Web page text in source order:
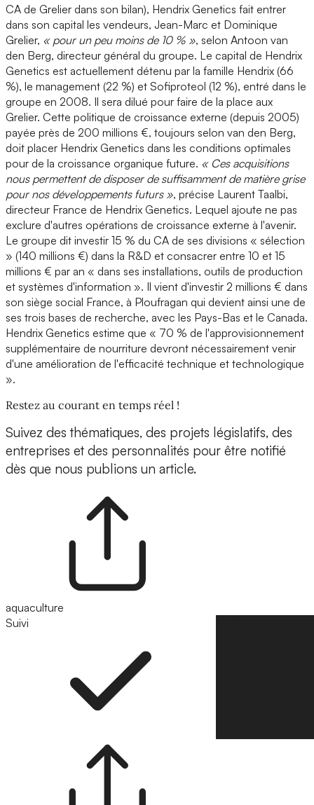
CA de Grelier dans son bilan), Hendrix Genetics fait entrer
dans son capital les vendeurs, Jean-Marc et Dominique
Grelier, « pour un peu moins de 10 % », selon Antoon van
den Berg, directeur général du groupe. Le capital de Hendrix
Genetics est actuellement détenu par la famille Hendrix (66
%), le management (22 %) et Sofiproteol (12 %), entré dans le
groupe en 2008. Il sera dilué pour faire de la place aux
Grelier. Cette politique de croissance externe (depuis 2005)
payée près de 200 millions €, toujours selon van den Berg,
doit placer Hendrix Genetics dans les conditions optimales
pour de la croissance organique future. « Ces acquisitions
nous permettent de disposer de suffisamment de matière grise
pour nos développements futurs », précise Laurent Taalbi,
directeur France de Hendrix Genetics. Lequel ajoute ne pas
exclure d'autres opérations de croissance externe à l'avenir.
Le groupe dit investir 15 % du CA de ses divisions « sélection
» (140 millions €) dans la R&D et consacrer entre 10 et 15
millions € par an « dans ses installations, outils de production
et systèmes d'information ». Il vient d'investir 2 millions € dans
son siège social France, à Ploufragan qui devient ainsi une de
ses trois bases de recherche, avec les Pays-Bas et le Canada.
Hendrix Genetics estime que « 70 % de l'approvisionnement
supplémentaire de nourriture devront nécessairement venir
d'une amélioration de l'efficacité technique et technologique
».
Restez au courant en temps réel !
Suivez des thématiques, des projets législatifs, des
entreprises et des personnalités pour être notifié
dès que nous publions un article.
aquaculture
Suivi